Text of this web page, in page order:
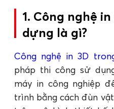
1. Công nghệ
dựng là gì?
Công nghệ in 3D
pháp thi công sử
máy in công nghiệp
trình bằng cách đùn